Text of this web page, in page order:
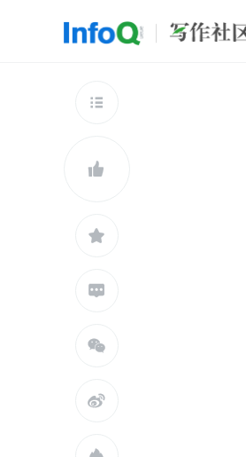
查看更多





